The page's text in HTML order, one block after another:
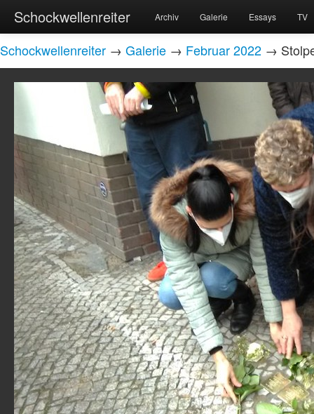
Schockwellenreiter Archiv Galerie Essays TV
Schockwellenreiter → Galerie → Februar 2022 →